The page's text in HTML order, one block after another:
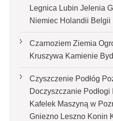
Legnica Lubin Jelenia
Niemiec Holandii Belgii
Czarnoziem Ziemia
Kruszywa Kamienie
Czyszczenie Podłóg
Doczyszczanie Podłogi
Kafelek Maszyną w
Gniezno Leszno Konin